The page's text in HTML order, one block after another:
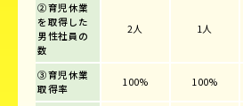
②育児休業
を取得した
男性社員の
数
2人 1人
③育児休業
取得率
100% 100%